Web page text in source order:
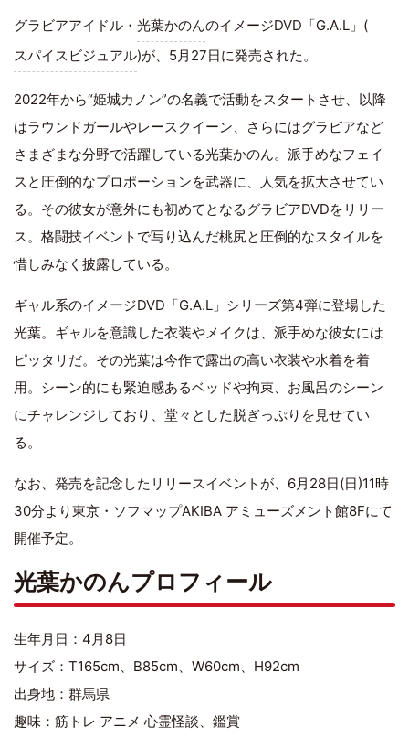
グラビアアイドル・ 光葉かのんのイメージDVD「G.A.L」(
スパイスビジュアル)が、5月27日に発売された。
2022年から“姫城カノン”の名義で活動をスタートさせ、以降
はラウンドガールやレースクイーン、さらにはグラビアなど
さまざまな分野で活躍している光葉かのん。派手めなフェイ
スと圧倒的なプロポーションを武器に、人気を拡大させてい
る。その彼女が意外にも初めてとなるグラビアDVDをリリー
ス。格闘技イベントで写り込んだ桃尻と圧倒的なスタイルを
惜しみなく披露している。
ギャル系のイメージDVD「G.A.L」シリーズ第4弾に登場した
光葉。ギャルを意識した衣装やメイクは、派手めな彼女には
ピッタリだ。その光葉は今作で露出の高い衣装や水着を着
用。シーン的にも緊迫感あるベッドや拘束、お風呂のシーン
にチャレンジしており、堂々とした脱ぎっぷりを見せてい
る。
なお、発売を記念したリリースイベントが、6月28日(日)11時
30分より東京・ソフマップAKIBA アミューズメント館8Fにて
開催予定。
光葉かのんプロフィール
生年月日：4月8日
サイズ：T165cm、B85cm、W60cm、H92cm
出身地：群馬県
趣味：筋トレ アニメ 心霊怪談、鑑賞